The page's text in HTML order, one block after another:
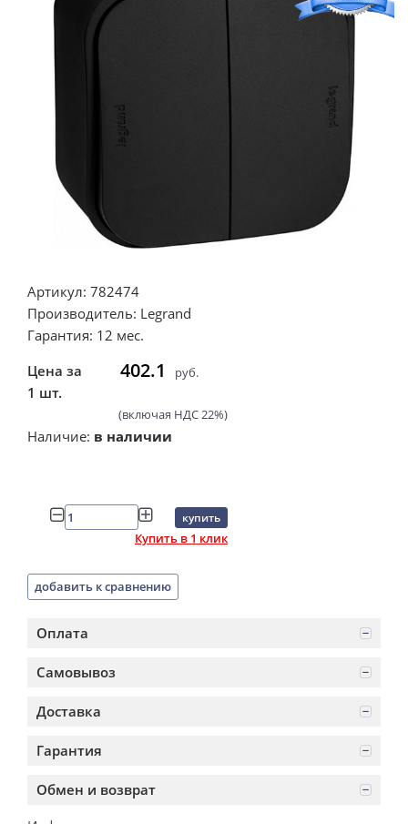
Артикул: 782474
Производитель: Legrand
Гарантия: 12 мес.
Цена за
1 шт.
402.1 руб.
(включая НДС 22%)
Наличие: в наличии
купить
Купить в 1 клик
добавить к сравнению
Оплата
Самовывоз
Доставка
Гарантия
Обмен и возврат